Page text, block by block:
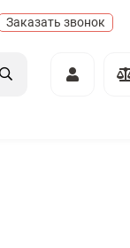
Заказать звонок